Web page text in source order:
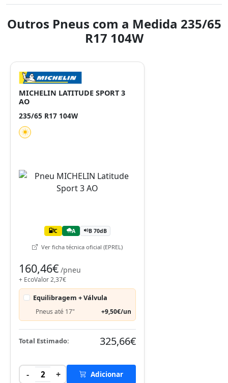
Outros Pneus com a Medida 235/65
R17 104W
MICHELIN LATITUDE SPORT 3
AO
235/65 R17 104W
C A B 70dB
Ver ficha técnica oficial (EPREL)
160,46€ /pneu
+ EcoValor 2,37€
Equilibragem + Válvula
Pneus até 17" +9,50€/un
Total Estimado: 325,66€
- 2 + Adicionar